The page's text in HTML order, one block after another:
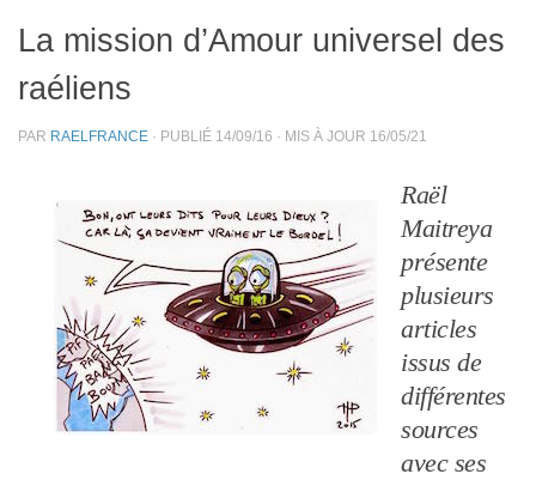
La mission d’Amour universel des
raéliens
PAR RAELFRANCE · PUBLIÉ 14/09/16 · MIS À JOUR 16/05/21
Raël
Maitreya
présente
plusieurs
articles
issus de
différentes
sources
avec ses